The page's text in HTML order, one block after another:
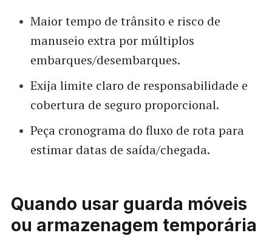
Maior tempo de trânsito e risco de
manuseio extra por múltiplos
embarques/desembarques.
Exija limite claro de responsabilidade e
cobertura de seguro proporcional.
Peça cronograma do fluxo de rota para
estimar datas de saída/chegada.
Quando usar guarda móveis
ou armazenagem temporária